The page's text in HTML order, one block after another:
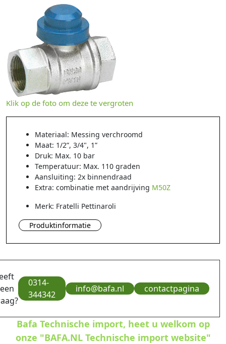
Klik op de foto om deze te vergroten
Materiaal: Messing verchroomd
Maat: 1/2”, 3/4", 1”
Druk: Max. 10 bar
Temperatuur: Max. 110 graden
Aansluiting: 2x binnendraad
Extra: combinatie met aandrijving M50Z
Merk: Fratelli Pettinaroli
Produktinformatie
0314-
344342
info@bafa.nl contactpagina
Bafa Technische import, heet u welkom op
onze "BAFA.NL Technische import website"